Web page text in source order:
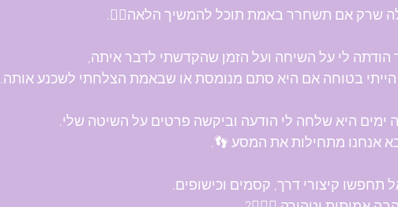
שרק אם תשחרר באמת תוכל להמשיך הלאה🚶‍♀️.
הודתה לי על השיחה ועל הזמן שהקדשתי לדבר איתה,
בטוחה אם היא סתם מנומסת או שבאמת הצלחתי לשכנע אותה.
ימים היא שלחה לי הודעה וביקשה פרטים על השיטה שלי.
אנחנו מתחילות את המסע 👣.
תחפשו קיצורי דרך, קסמים וכישופים.